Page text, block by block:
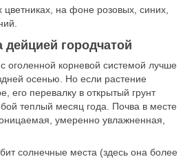
цветниках, на фоне розовых, синих,
дейцией городчатой
оголенной корневой системой лучше
осенью. Но если растение
его перевалку в открытый грунт
теплый месяц года. Почва в месте
умеренно увлажненная,
солнечные места (здесь она более